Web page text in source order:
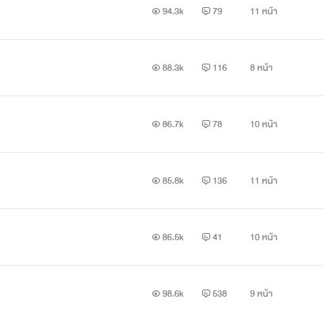
94.3k 79 11 หน้า
88.3k 116 8 หน้า
86.7k 78 10 หน้า
85.8k 136 11 หน้า
86.5k 41 10 หน้า
98.6k 538 9 หน้า